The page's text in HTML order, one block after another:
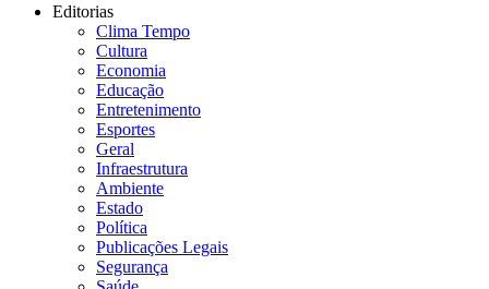
Editorias
Clima Tempo
Cultura
Economia
Educação
Entretenimento
Esportes
Geral
Infraestrutura
Ambiente
Estado
Política
Publicações Legais
Segurança